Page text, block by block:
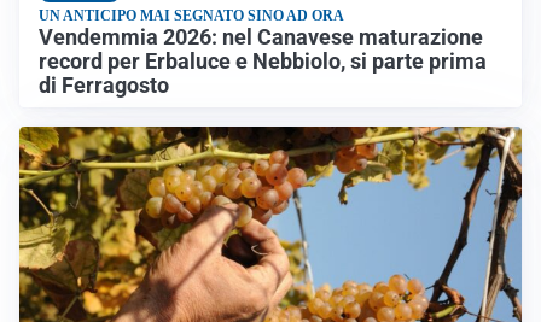
UN ANTICIPO MAI SEGNATO SINO AD ORA
Vendemmia 2026: nel Canavese maturazione
record per Erbaluce e Nebbiolo, si parte prima
di Ferragosto